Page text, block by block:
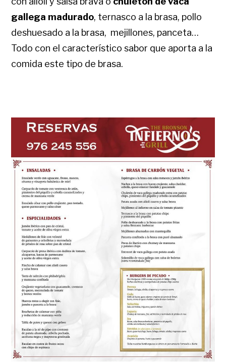
gallega madurado, ternasco a la brasa, pollo
deshuesado a la brasa, mejillones, panceta…
Todo con el característico sabor que aporta a la
comida este tipo de brasa.